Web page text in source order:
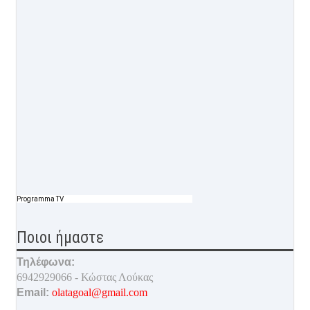
Programma TV
Ποιοι ήμαστε
Τηλέφωνα:
6942929066 - Κώστας Λούκας
Email: olatagoal@gmail.com